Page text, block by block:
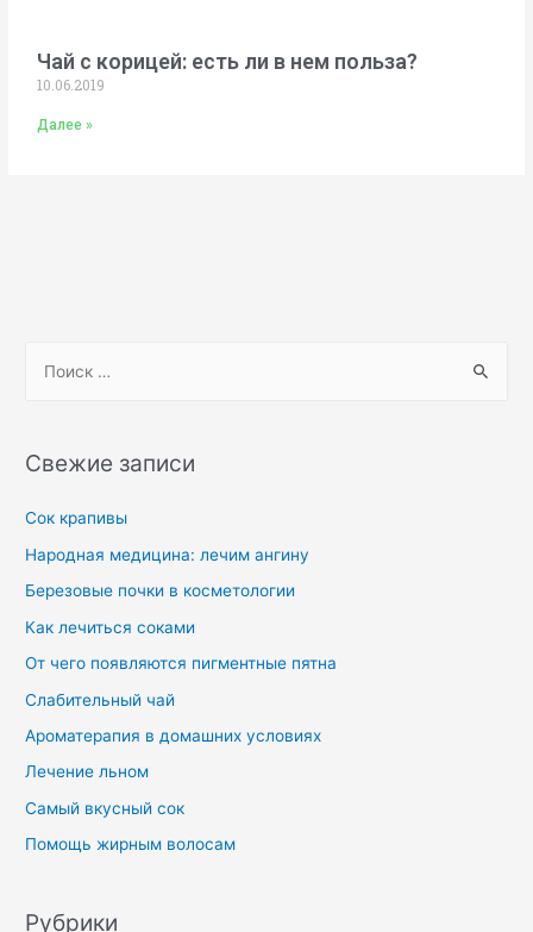
Чай с корицей: есть ли в нем польза?
10.06.2019
Далее »
Свежие записи
Сок крапивы
Народная медицина: лечим ангину
Березовые почки в косметологии
Как лечиться соками
От чего появляются пигментные пятна
Слабительный чай
Ароматерапия в домашних условиях
Лечение льном
Самый вкусный сок
Помощь жирным волосам
Рубрики